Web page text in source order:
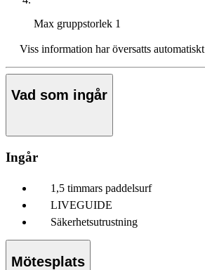
Max gruppstorlek 1
Viss information har översatts automatiskt
Vad som ingår
Ingår
1,5 timmars paddelsurf
LIVEGUIDE
Säkerhetsutrustning
Mötesplats